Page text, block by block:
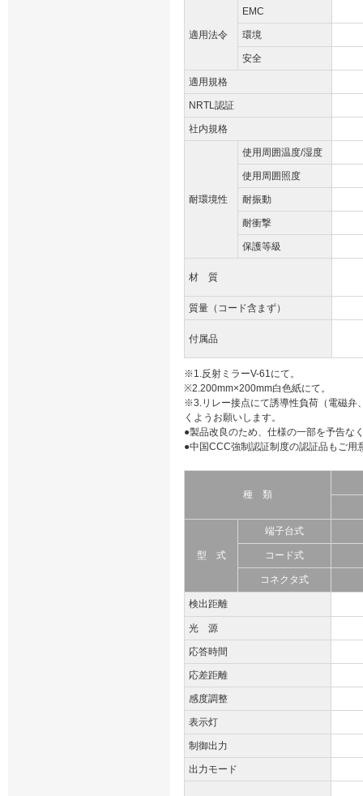
適用法令
EMC
環境
安全
適用規格
NRTL認証
社内規格
耐環境性
使用周囲温度/湿度
使用周囲照度
耐振動
耐衝撃
保護等級
材 質
質量（コード含まず）
付属品
※1.反射ミラーV-61にて。
※2.200mm×200mm白色紙にて。
※3.リレー接点にて誘導性負荷（電磁弁
くようお願いします。
●製品改良のため、仕様の一部を予告な
●中国CCC強制認証制度の認証品もご用
種 類
型 式
端子台式
コード式
コネクタ式
検出距離
光 源
応答時間
応差距離
感度調整
表示灯
制御出力
出力モード